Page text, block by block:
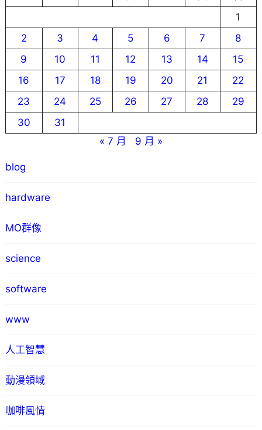
1
2
3 4 5 6 7
8
9
10 11 12 13 14
15
16
17 18 19 20 21
22
23
24 25 26 27 28
29
30
31
« 7 月
9 月 »
blog
hardware
MO群像
science
software
www
人工智慧
動漫領域
咖啡風情